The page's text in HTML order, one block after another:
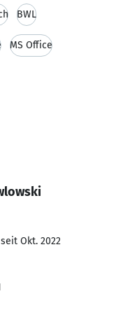
BWL
MS Office
Okt. 2022